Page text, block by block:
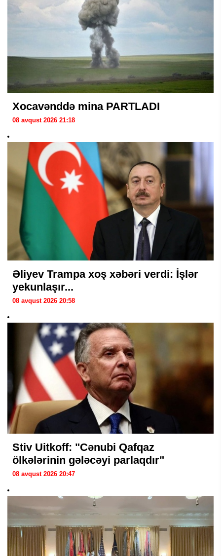
Xocavənddə mina PARTLADI
08 avqust 2026 21:18
Əliyev Trampa xoş xəbəri verdi: İşlər
yekunlaşır...
08 avqust 2026 20:58
Stiv Uitkoff: "Cənubi Qafqaz
ölkələrinin gələcəyi parlaqdır"
08 avqust 2026 20:47